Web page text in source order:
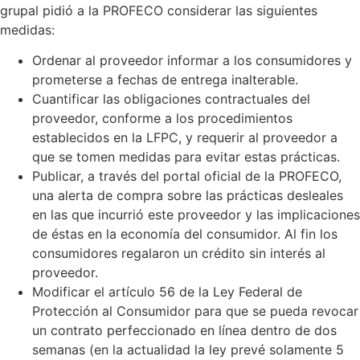
grupal pidió a la PROFECO considerar las siguientes
medidas:
Ordenar al proveedor informar a los consumidores y
prometerse a fechas de entrega inalterable.
Cuantificar las obligaciones contractuales del
proveedor, conforme a los procedimientos
establecidos en la LFPC, y requerir al proveedor a
que se tomen medidas para evitar estas prácticas.
Publicar, a través del portal oficial de la PROFECO,
una alerta de compra sobre las prácticas desleales
en las que incurrió este proveedor y las implicaciones
de éstas en la economía del consumidor. Al fin los
consumidores regalaron un crédito sin interés al
proveedor.
Modificar el artículo 56 de la Ley Federal de
Protección al Consumidor para que se pueda revocar
un contrato perfeccionado en línea dentro de dos
semanas (en la actualidad la ley prevé solamente 5